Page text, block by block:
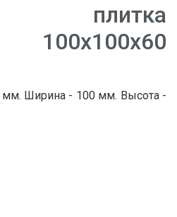
плитка
100х100х60
мм. Ширина - 100 мм. Высота -